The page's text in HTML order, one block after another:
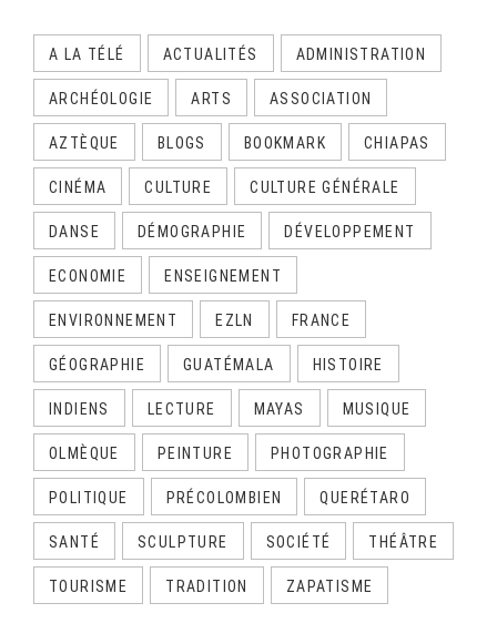
A LA TÉLÉ ACTUALITÉS ADMINISTRATION
ARCHÉOLOGIE ARTS ASSOCIATION
AZTÈQUE BLOGS BOOKMARK CHIAPAS
CINÉMA CULTURE CULTURE GÉNÉRALE
DANSE DÉMOGRAPHIE DÉVELOPPEMENT
ECONOMIE ENSEIGNEMENT
ENVIRONNEMENT EZLN FRANCE
GÉOGRAPHIE GUATÉMALA HISTOIRE
INDIENS LECTURE MAYAS MUSIQUE
OLMÈQUE PEINTURE PHOTOGRAPHIE
POLITIQUE PRÉCOLOMBIEN QUERÉTARO
SANTÉ SCULPTURE SOCIÉTÉ THÉÂTRE
TOURISME TRADITION ZAPATISME